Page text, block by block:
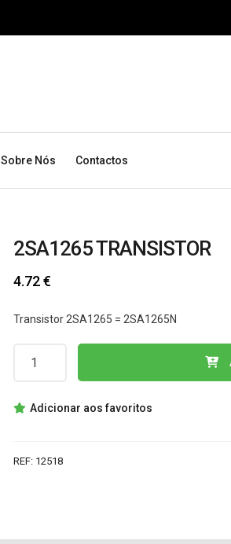
Sobre Nós Contactos
2SA1265 TRANSISTOR
4.72€
Transistor 2SA1265 = 2SA1265N
TRANSISTOR
Adicionar aos favoritos
REF: 12518